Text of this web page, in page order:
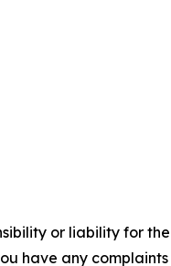
or liability for
have any